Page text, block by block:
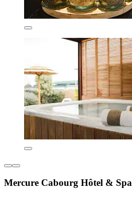
Mercure Cabourg Hôtel & Spa